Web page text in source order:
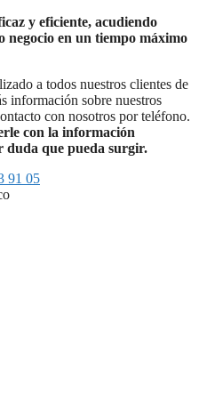
y eficiente, acudiendo
negocio en un tiempo máximo
a todos nuestros clientes de
información sobre nuestros
con nosotros por teléfono.
con la información
duda que pueda surgir.
91 05